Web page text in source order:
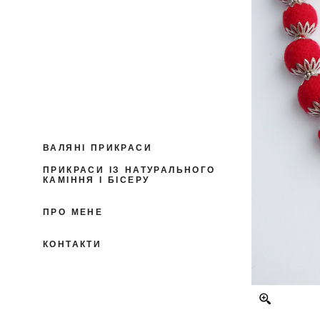
ВАЛЯНІ ПРИКРАСИ
ПРИКРАСИ ІЗ НАТУРАЛЬНОГО
КАМІННЯ І БІСЕРУ
ПРО МЕНЕ
КОНТАКТИ